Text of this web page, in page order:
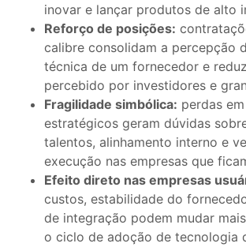
inovar e lançar produtos de alto
Reforço de posições:
calibre consolidam a percepção
técnica de um fornecedor e
percebido por investidores e
Fragilidade simbólica: perdas
estratégicos geram dúvidas
talentos, alinhamento interno e
execução nas empresas que
Efeito direto nas empresas
custos, estabilidade do
de integração podem mudar
o ciclo de adoção de tecnologia